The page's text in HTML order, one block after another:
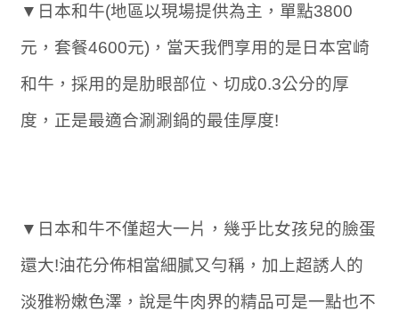
▼日本和牛(地區以現場提供為主，單點3800
元，套餐4600元)，當天我們享用的是日本宮崎
和牛，採用的是肋眼部位、切成0.3公分的厚
度，正是最適合涮涮鍋的最佳厚度!
▼日本和牛不僅超大一片，幾乎比女孩兒的臉蛋
還大!油花分佈相當細膩又勻稱，加上超誘人的
淡雅粉嫩色澤，說是牛肉界的精品可是一點也不